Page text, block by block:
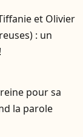
et Olivier
: un
pour sa
la parole